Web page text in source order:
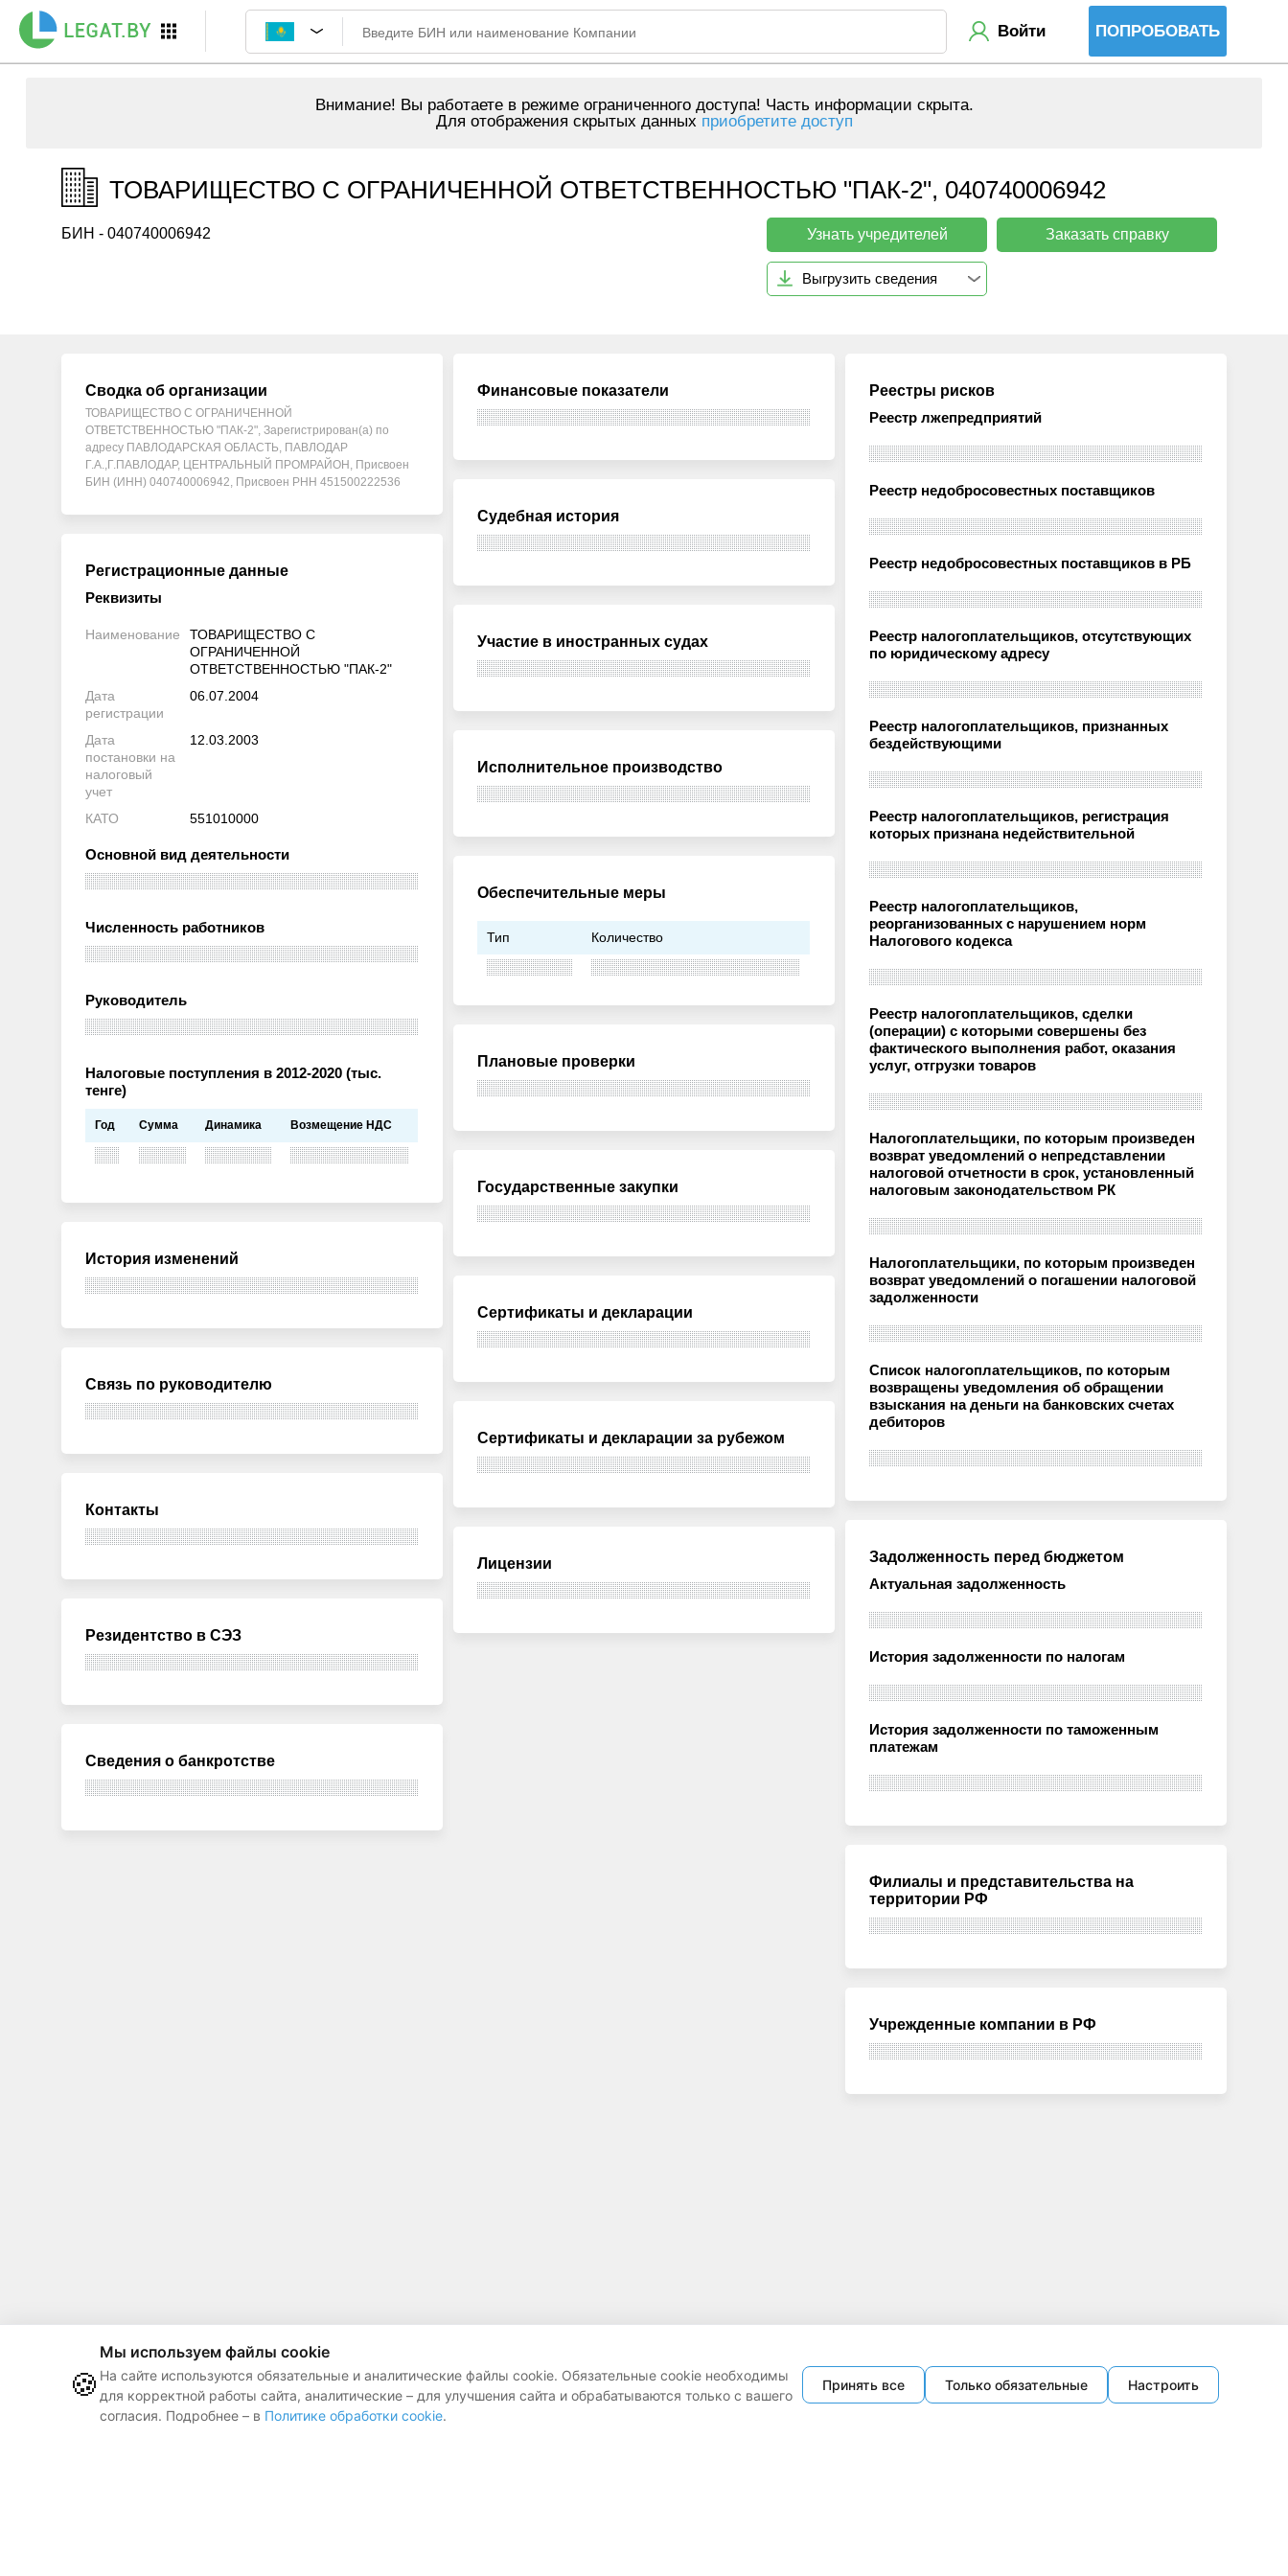
Войти ПОПРОБОВАТЬ
Внимание! Вы работаете в режиме ограниченного доступа! Часть информации скрыта.
Для отображения скрытых данных приобретите доступ
ТОВАРИЩЕСТВО С ОГРАНИЧЕННОЙ ОТВЕТСТВЕННОСТЬЮ "ПАК-2", 040740006942
БИН - 040740006942 Узнать учредителей Заказать справку
Выгрузить сведения
Сводка об организации
ТОВАРИЩЕСТВО С ОГРАНИЧЕННОЙ
ОТВЕТСТВЕННОСТЬЮ "ПАК-2", Зарегистрирован(а) по
адресу ПАВЛОДАРСКАЯ ОБЛАСТЬ, ПАВЛОДАР
Г.А.,Г.ПАВЛОДАР, ЦЕНТРАЛЬНЫЙ ПРОМРАЙОН, Присвоен
БИН (ИНН) 040740006942, Присвоен РНН 451500222536
Регистрационные данные
Реквизиты
Наименование
ТОВАРИЩЕСТВО С
ОГРАНИЧЕННОЙ
ОТВЕТСТВЕННОСТЬЮ "ПАК-2"
Дата
регистрации
06.07.2004
Дата
постановки на
налоговый
учет
12.03.2003
КАТО 551010000
Основной вид деятельности
Численность работников
Руководитель
Налоговые поступления в 2012-2020 (тыс.
тенге)
Год Сумма Динамика Возмещение НДС
История изменений
Связь по руководителю
Контакты
Резидентство в СЭЗ
Сведения о банкротстве
Финансовые показатели
Судебная история
Участие в иностранных судах
Исполнительное производство
Обеспечительные меры
Тип Количество
Плановые проверки
Государственные закупки
Сертификаты и декларации
Сертификаты и декларации за рубежом
Лицензии
Реестры рисков
Реестр лжепредприятий
Реестр недобросовестных поставщиков
Реестр недобросовестных поставщиков в РБ
Реестр налогоплательщиков, отсутствующих
по юридическому адресу
Реестр налогоплательщиков, признанных
бездействующими
Реестр налогоплательщиков, регистрация
которых признана недействительной
Реестр налогоплательщиков,
реорганизованных с нарушением норм
Налогового кодекса
Реестр налогоплательщиков, сделки
(операции) с которыми совершены без
фактического выполнения работ, оказания
услуг, отгрузки товаров
Налогоплательщики, по которым произведен
возврат уведомлений о непредставлении
налоговой отчетности в срок, установленный
налоговым законодательством РК
Налогоплательщики, по которым произведен
возврат уведомлений о погашении налоговой
задолженности
Список налогоплательщиков, по которым
возвращены уведомления об обращении
взыскания на деньги на банковских счетах
дебиторов
Задолженность перед бюджетом
Актуальная задолженность
История задолженности по налогам
История задолженности по таможенным
платежам
Филиалы и представительства на
территории РФ
Учрежденные компании в РФ
🍪
Мы используем файлы cookie
На сайте используются обязательные и аналитические файлы cookie. Обязательные cookie необходимы
для корректной работы сайта, аналитические – для улучшения сайта и обрабатываются только с вашего
согласия. Подробнее – в Политике обработки cookie.
Принять все Только обязательные Настроить